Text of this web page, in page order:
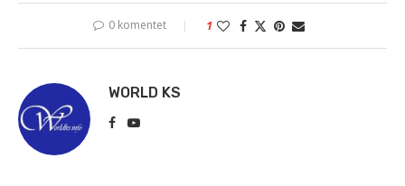
0 komentet 1
WORLD KS